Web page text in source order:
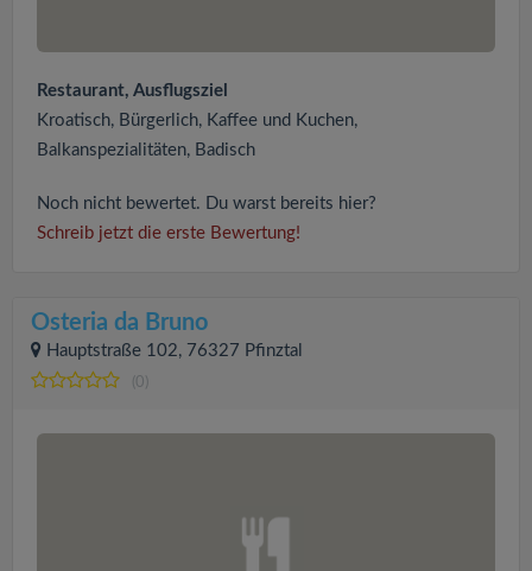
Restaurant, Ausflugsziel
Kroatisch, Bürgerlich, Kaffee und Kuchen,
Balkanspezialitäten, Badisch
Noch nicht bewertet. Du warst bereits hier?
Schreib jetzt die erste Bewertung!
Osteria da Bruno
Hauptstraße 102, 76327 Pfinztal
(0)